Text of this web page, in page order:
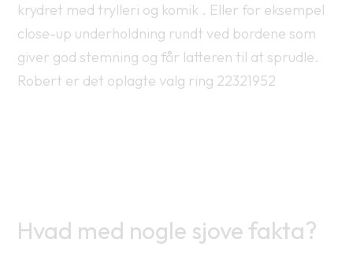
krydret med trylleri og komik . Eller for eksempel
close-up underholdning rundt ved bordene som
giver god stemning og får latteren til at sprudle.
Robert er det oplagte valg ring 22321952
Hvad med nogle sjove fakta?